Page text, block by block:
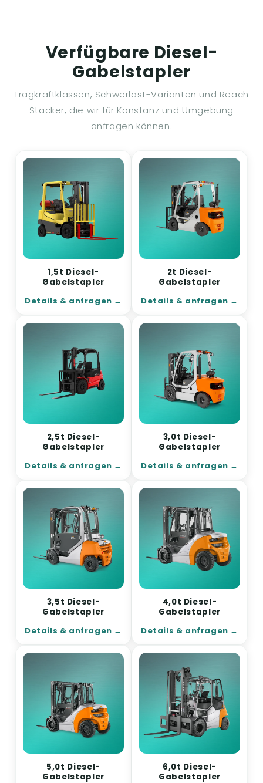
Verfügbare Diesel-
Gabelstapler
Tragkraftklassen, Schwerlast-Varianten und Reach
Stacker, die wir für Konstanz und Umgebung
anfragen können.
1,5t Diesel-
Gabelstapler
Details & anfragen
2t Diesel-
Gabelstapler
Details & anfragen
2,5t Diesel-
Gabelstapler
Details & anfragen
3,0t Diesel-
Gabelstapler
Details & anfragen
3,5t Diesel-
Gabelstapler
Details & anfragen
4,0t Diesel-
Gabelstapler
Details & anfragen
5,0t Diesel-
Gabelstapler
6,0t Diesel-
Gabelstapler